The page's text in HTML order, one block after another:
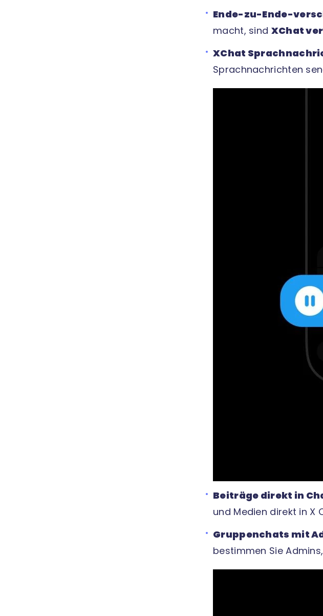
Ende-zu-Ende-
macht, sind XChat
XChat
Sprachnachrichten
Beiträge direkt in
und Medien direkt in X
Gruppenchats mit
bestimmen Sie